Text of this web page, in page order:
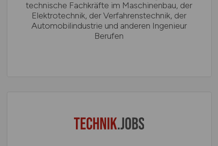
technische Fachkräfte im Maschinenbau, der
Elektrotechnik, der Verfahrenstechnik, der
Automobilindustrie und anderen Ingenieur
Berufen